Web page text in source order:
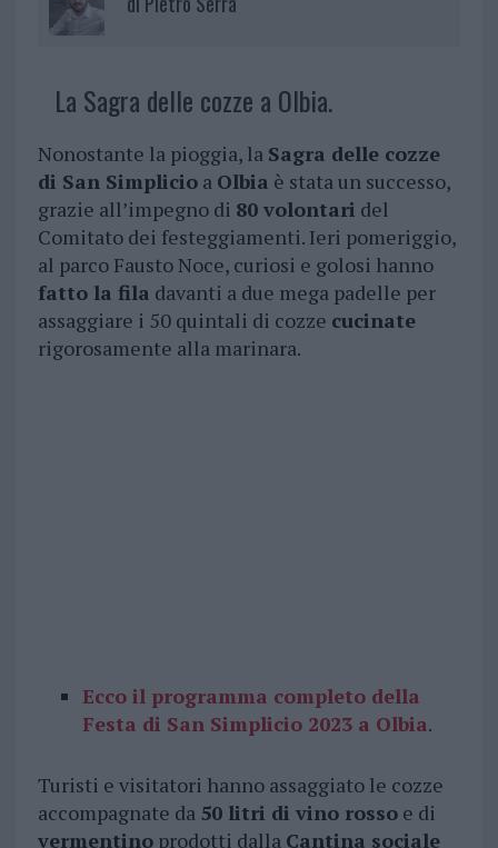
La Sagra delle cozze a Olbia.
Nonostante la pioggia, la Sagra delle cozze
di San Simplicioa Olbia è stata un successo,
grazie all’impegno di 80 volontari del
Comitato dei festeggiamenti. Ieri pomeriggio,
al parco Fausto Noce, curiosi e golosi hanno
fatto la fila davanti a due mega padelle per
assaggiare i 50 quintali di cozze cucinate
rigorosamente alla marinara.
Ecco il programma completo della
Festa di San Simplicio 2023 a Olbia.
Turisti e visitatori hanno assaggiato le cozze
accompagnate da 50 litri di vino rossoe di
vermentinoprodotti dalla Cantina sociale